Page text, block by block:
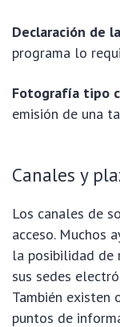
Declaración de
programa lo
Fotografía tipo
emisión de una
Canales y
Los canales de
acceso. Muchos
la posibilidad
sus sedes
También existen
puntos de